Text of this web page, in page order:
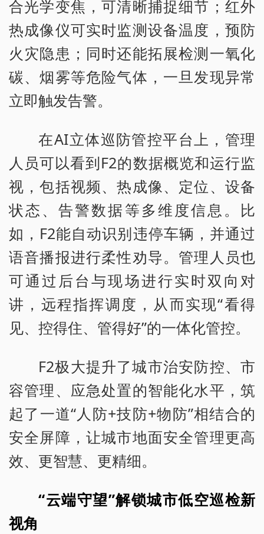
合光学变焦，可清晰捕捉细节；红外
热成像仪可实时监测设备温度，预防
火灾隐患；同时还能拓展检测一氧化
碳、烟雾等危险气体，一旦发现异常
立即触发告警。
在AI立体巡防管控平台上，管理
人员可以看到F2的数据概览和运行监
视，包括视频、热成像、定位、设备
状态、告警数据等多维度信息。比
如，F2能自动识别违停车辆，并通过
语音播报进行柔性劝导。管理人员也
可通过后台与现场进行实时双向对
讲，远程指挥调度，从而实现“看得
见、控得住、管得好”的一体化管控。
F2极大提升了城市治安防控、市
容管理、应急处置的智能化水平，筑
起了一道“人防+技防+物防”相结合的
安全屏障，让城市地面安全管理更高
效、更智慧、更精细。
“云端守望”解锁城市低空巡检新
视角